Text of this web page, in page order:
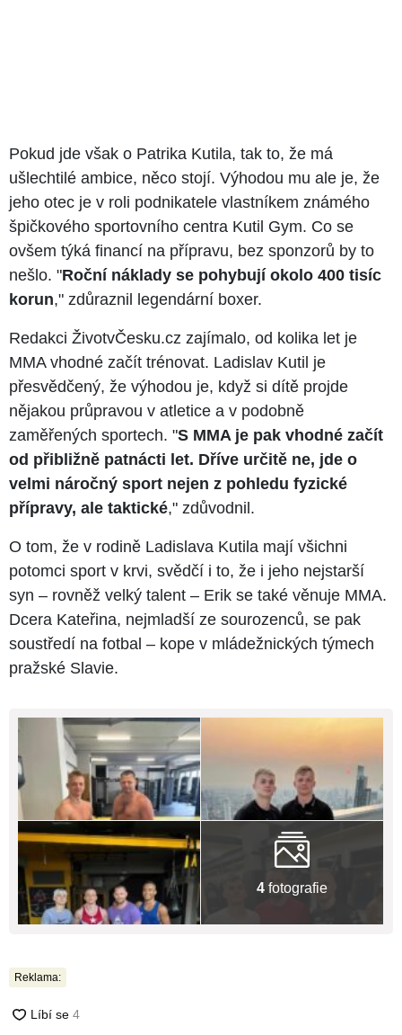
Pokud jde však o Patrika Kutila, tak to, že má
ušlechtilé ambice, něco stojí. Výhodou mu ale je, že
jeho otec je v roli podnikatele vlastníkem známého
špičkového sportovního centra Kutil Gym. Co se
ovšem týká financí na přípravu, bez sponzorů by to
nešlo. "Roční náklady se pohybují okolo 400 tisíc
korun," zdůraznil legendární boxer.
Redakci ŽivotvČesku.cz zajímalo, od kolika let je
MMA vhodné začít trénovat. Ladislav Kutil je
přesvědčený, že výhodou je, když si dítě projde
nějakou průpravou v atletice a v podobně
zaměřených sportech. "S MMA je pak vhodné začít
od přibližně patnácti let. Dříve určitě ne, jde o
velmi náročný sport nejen z pohledu fyzické
přípravy, ale taktické," zdůvodnil.
O tom, že v rodině Ladislava Kutila mají všichni
potomci sport v krvi, svědčí i to, že i jeho nejstarší
syn –⁠⁠⁠⁠⁠⁠ rovněž velký talent –⁠⁠⁠⁠⁠⁠ Erik se také věnuje MMA.
Dcera Kateřina, nejmladší ze sourozenců, se pak
soustředí na fotbal –⁠⁠⁠⁠⁠⁠ kope v mládežnických týmech
pražské Slavie.
4 fotografie
Reklama: